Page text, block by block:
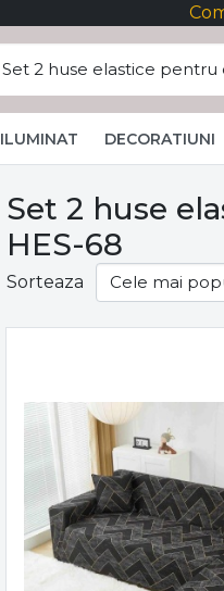
ILUMINAT DECORATIUNI
Set 2 huse
HES-68
Sorteaza